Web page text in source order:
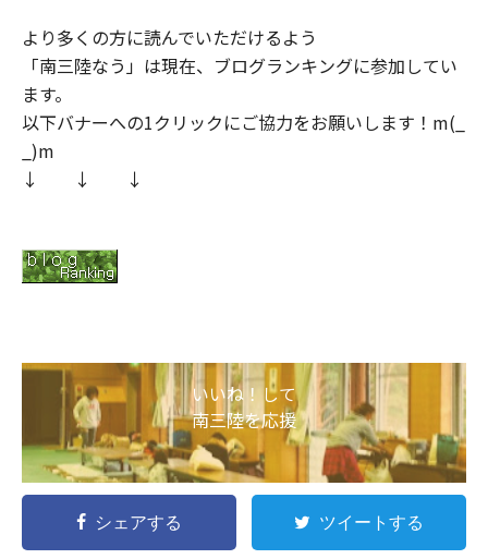
より多くの方に読んでいただけるよう
「南三陸なう」は現在、ブログランキングに参加してい
ます。
以下バナーへの1クリックにご協力をお願いします！m(_
_)m
↓ ↓ ↓
いいね！して
南三陸を応援
シェアする ツイートする